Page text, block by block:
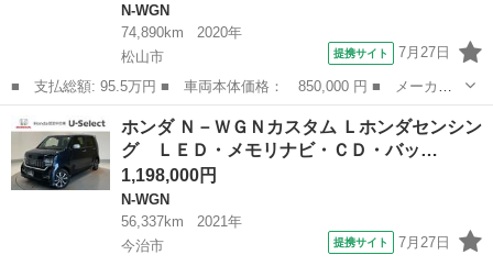
N-WGN
74,890km
2020年
松山市
提携サイト 7月27日
■ 支払総額: 95.5万円 ■ 車両本体価格： 850,000 円 ■ メーカー
名： ホンダ ■ 車種名： Ｎ－ＷＧＮ ■ グレード名： Ｌ・ター
ボホンダセンシング ＬＥＤ・メモリナビ・ＣＤ・バックカメラ・ス
マートキー・...
愛媛 N-WGN
ホンダ Ｎ－ＷＧＮカスタム Ｌホンダセンシン
グ ＬＥＤ・メモリナビ・ＣＤ・バッ…
1,198,000円
N-WGN
56,337km
2021年
今治市
提携サイト 7月27日